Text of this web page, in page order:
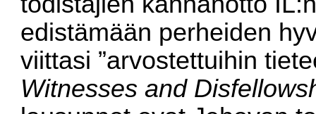
edistämään perheiden
viittasi ”arvostettuihin
Witnesses and